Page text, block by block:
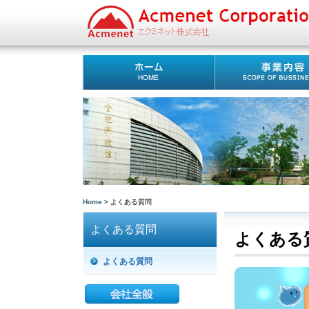
Home > よくある質問
よくある
よくある質問
よくある質問